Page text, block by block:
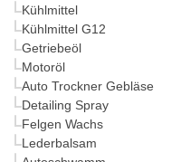
Kühlmittel
Kühlmittel G12
Getriebeöl
Motoröl
Auto Trockner Gebläse
Detailing Spray
Felgen Wachs
Lederbalsam